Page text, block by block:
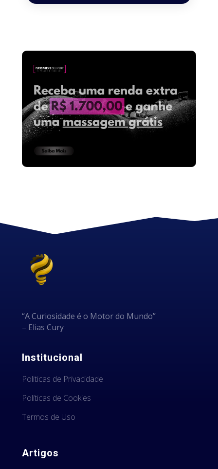
“A Curiosidade é o Motor do Mundo”
– Elias Cury
Institucional
Politicas de Privacidade
Políticas de Cookies
Termos de Uso
Artigos